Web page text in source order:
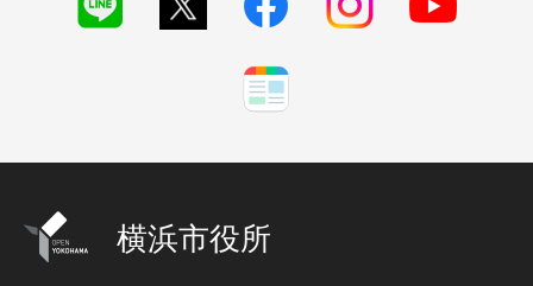
横浜市役所